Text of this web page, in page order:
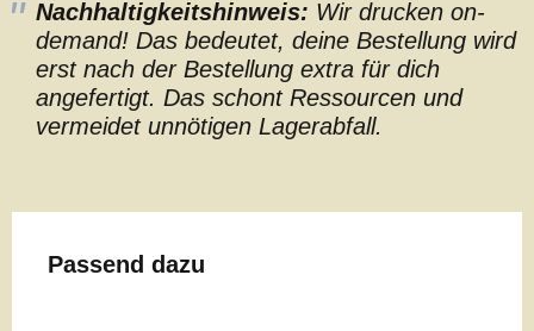
Nachhaltigkeitshinweis: Wir drucken on-
demand! Das bedeutet, deine Bestellung wird
erst nach der Bestellung extra für dich
angefertigt. Das schont Ressourcen und
vermeidet unnötigen Lagerabfall.
Produktgalerie überspringen
Passend dazu